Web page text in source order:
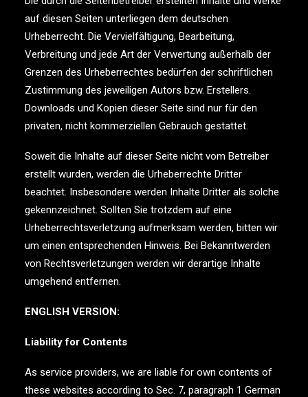
auf diesen Seiten unterliegen dem deutschen
Urheberrecht. Die Vervielfältigung, Bearbeitung,
Verbreitung und jede Art der Verwertung außerhalb der
Grenzen des Urheberrechtes bedürfen der schriftlichen
Zustimmung des jeweiligen Autors bzw. Erstellers.
Downloads und Kopien dieser Seite sind nur für den
privaten, nicht kommerziellen Gebrauch gestattet.
Soweit die Inhalte auf dieser Seite nicht vom Betreiber
erstellt wurden, werden die Urheberrechte Dritter
beachtet. Insbesondere werden Inhalte Dritter als solche
gekennzeichnet. Sollten Sie trotzdem auf eine
Urheberrechtsverletzung aufmerksam werden, bitten wir
um einen entsprechenden Hinweis. Bei Bekanntwerden
von Rechtsverletzungen werden wir derartige Inhalte
umgehend entfernen.
ENGLISH VERSION:
Liability for Contents
As service providers, we are liable for own contents of
these websites according to Sec. 7, paragraph 1 German